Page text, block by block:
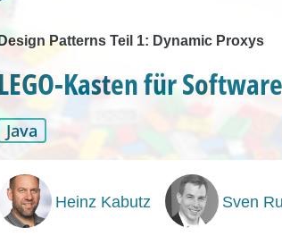
Design Patterns Teil 1: Dynamic Proxys
LEGO-Kasten für
Java
Heinz Kabutz Sven